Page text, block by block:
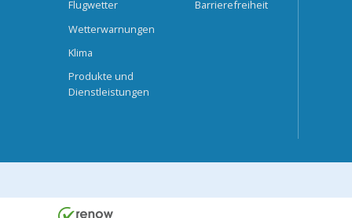
Flugwetter
Wetterwarnungen
Klima
Produkte und
Dienstleistungen
Barrierefreiheit